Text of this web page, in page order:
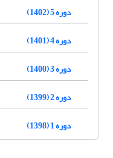
دوره 5 (1402)
دوره 4 (1401)
دوره 3 (1400)
دوره 2 (1399)
دوره 1 (1398)